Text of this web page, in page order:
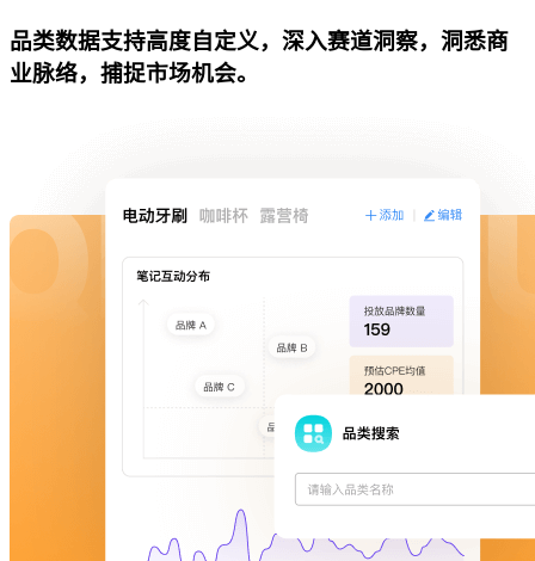
品类数据支持高度自定义，深入赛道洞察，洞悉商
业脉络，捕捉市场机会。